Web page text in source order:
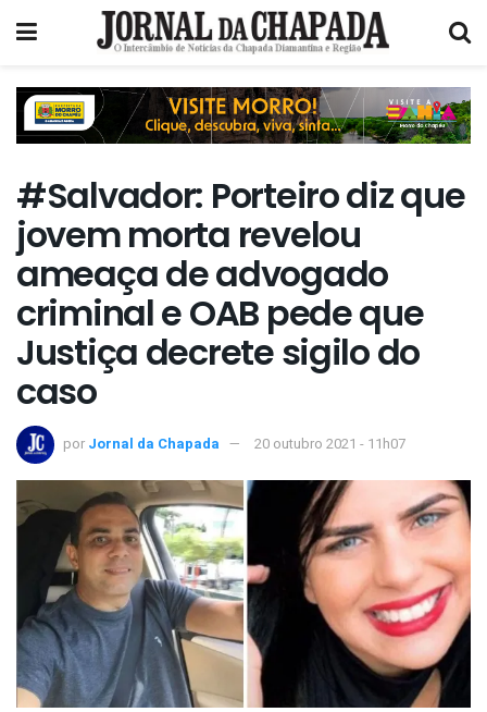
#Salvador: Porteiro diz que
jovem morta revelou
ameaça de advogado
criminal e OAB pede que
Justiça decrete sigilo do
caso
por Jornal da Chapada 20 outubro 2021 - 11h07